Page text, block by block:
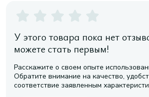
У этого товара пока нет
можете стать первым!
Расскажите о своем опыте
Обратите внимание на качество,
соответствие заявленным